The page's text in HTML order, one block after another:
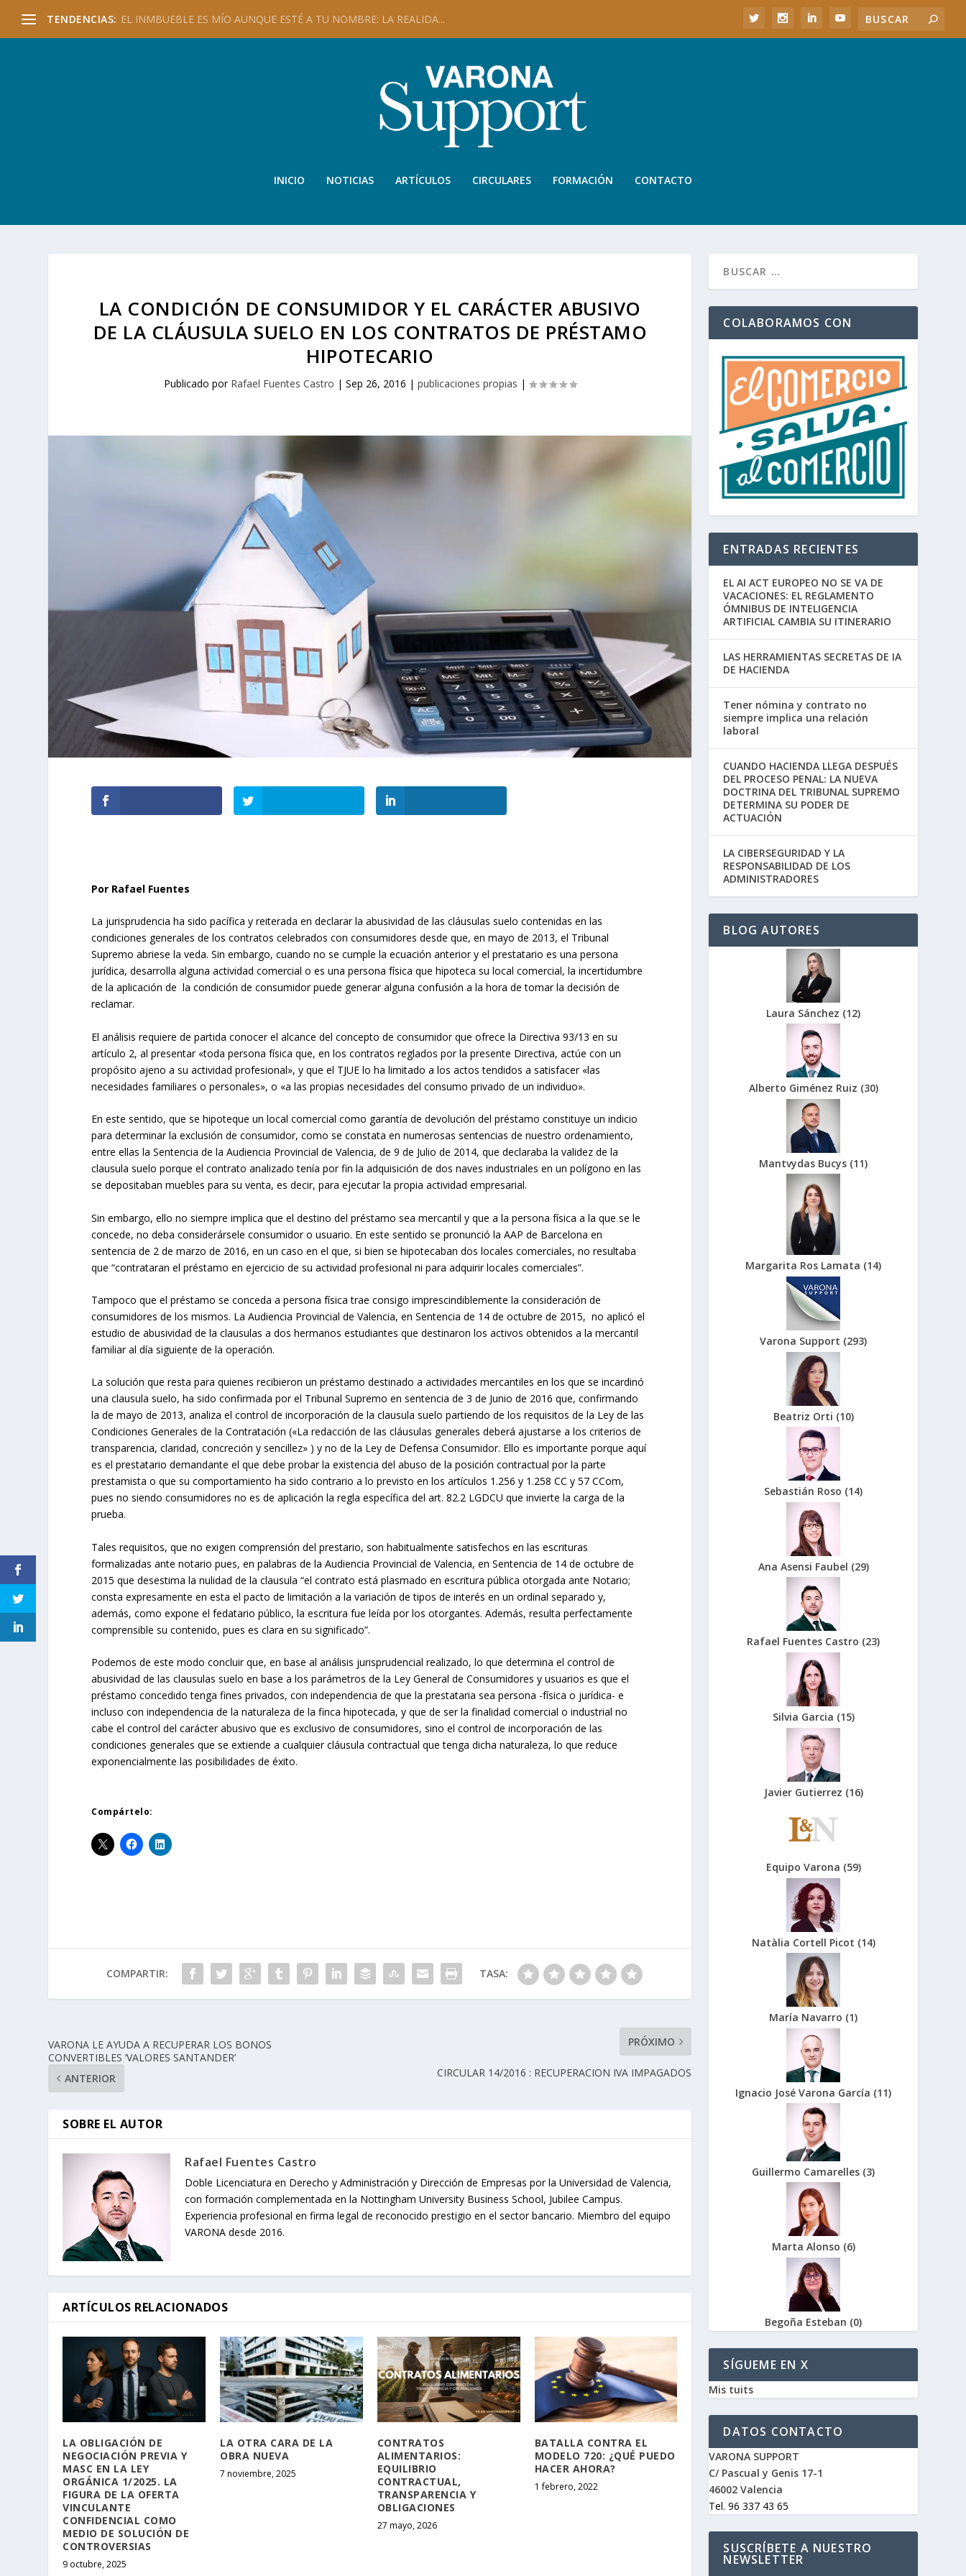
TENDENCIAS: EL INMBUEBLE ES MÍO AUNQUE ESTÉ A TU NOMBRE: LA REALIDA...
INICIO NOTICIAS ARTÍCULOS CIRCULARES FORMACIÓN CONTACTO
LA CONDICIÓN DE CONSUMIDOR Y EL CARÁCTER ABUSIVO
DE LA CLÁUSULA SUELO EN LOS CONTRATOS DE PRÉSTAMO
HIPOTECARIO
Publicado por Rafael Fuentes Castro | Sep 26, 2016 | publicaciones propias |
Por Rafael Fuentes
La jurisprudencia ha sido pacífica y reiterada en declarar la abusividad de las cláusulas suelo contenidas en las
condiciones generales de los contratos celebrados con consumidores desde que, en mayo de 2013, el Tribunal
Supremo abriese la veda. Sin embargo, cuando no se cumple la ecuación anterior y el prestatario es una persona
jurídica, desarrolla alguna actividad comercial o es una persona física que hipoteca su local comercial, la incertidumbre
de la aplicación de la condición de consumidor puede generar alguna confusión a la hora de tomar la decisión de
reclamar.
El análisis requiere de partida conocer el alcance del concepto de consumidor que ofrece la Directiva 93/13 en su
artículo 2, al presentar «toda persona física que, en los contratos reglados por la presente Directiva, actúe con un
propósito ajeno a su actividad profesional», y que el TJUE lo ha limitado a los actos tendidos a satisfacer «las
necesidades familiares o personales», o «a las propias necesidades del consumo privado de un individuo».
En este sentido, que se hipoteque un local comercial como garantía de devolución del préstamo constituye un indicio
para determinar la exclusión de consumidor, como se constata en numerosas sentencias de nuestro ordenamiento,
entre ellas la Sentencia de la Audiencia Provincial de Valencia, de 9 de Julio de 2014, que declaraba la validez de la
clausula suelo porque el contrato analizado tenía por fin la adquisición de dos naves industriales en un polígono en las
se depositaban muebles para su venta, es decir, para ejecutar la propia actividad empresarial.
Sin embargo, ello no siempre implica que el destino del préstamo sea mercantil y que a la persona física a la que se le
concede, no deba considerársele consumidor o usuario. En este sentido se pronunció la AAP de Barcelona en
sentencia de 2 de marzo de 2016, en un caso en el que, si bien se hipotecaban dos locales comerciales, no resultaba
que “contrataran el préstamo en ejercicio de su actividad profesional ni para adquirir locales comerciales”.
Tampoco que el préstamo se conceda a persona física trae consigo imprescindiblemente la consideración de
consumidores de los mismos. La Audiencia Provincial de Valencia, en Sentencia de 14 de octubre de 2015, no aplicó el
estudio de abusividad de la clausulas a dos hermanos estudiantes que destinaron los activos obtenidos a la mercantil
familiar al día siguiente de la operación.
La solución que resta para quienes recibieron un préstamo destinado a actividades mercantiles en los que se incardinó
una clausula suelo, ha sido confirmada por el Tribunal Supremo en sentencia de 3 de Junio de 2016 que, confirmando
la de mayo de 2013, analiza el control de incorporación de la clausula suelo partiendo de los requisitos de la Ley de las
Condiciones Generales de la Contratación («La redacción de las cláusulas generales deberá ajustarse a los criterios de
transparencia, claridad, concreción y sencillez» ) y no de la Ley de Defensa Consumidor. Ello es importante porque aquí
es el prestatario demandante el que debe probar la existencia del abuso de la posición contractual por la parte
prestamista o que su comportamiento ha sido contrario a lo previsto en los artículos 1.256 y 1.258 CC y 57 CCom,
pues no siendo consumidores no es de aplicación la regla específica del art. 82.2 LGDCU que invierte la carga de la
prueba.
Tales requisitos, que no exigen comprensión del prestario, son habitualmente satisfechos en las escrituras
formalizadas ante notario pues, en palabras de la Audiencia Provincial de Valencia, en Sentencia de 14 de octubre de
2015 que desestima la nulidad de la clausula “el contrato está plasmado en escritura pública otorgada ante Notario;
consta expresamente en esta el pacto de limitación a la variación de tipos de interés en un ordinal separado y,
además, como expone el fedatario público, la escritura fue leída por los otorgantes. Además, resulta perfectamente
comprensible su contenido, pues es clara en su significado”.
Podemos de este modo concluir que, en base al análisis jurisprudencial realizado, lo que determina el control de
abusividad de las clausulas suelo en base a los parámetros de la Ley General de Consumidores y usuarios es que el
préstamo concedido tenga fines privados, con independencia de que la prestataria sea persona -física o jurídica- e
incluso con independencia de la naturaleza de la finca hipotecada, y que de ser la finalidad comercial o industrial no
cabe el control del carácter abusivo que es exclusivo de consumidores, sino el control de incorporación de las
condiciones generales que se extiende a cualquier cláusula contractual que tenga dicha naturaleza, lo que reduce
exponencialmente las posibilidades de éxito.
Compártelo:
COMPARTIR: TASA:
VARONA LE AYUDA A RECUPERAR LOS BONOS
CONVERTIBLES ‘VALORES SANTANDER’
ANTERIOR
PRÓXIMO
CIRCULAR 14/2016 : RECUPERACION IVA IMPAGADOS
SOBRE EL AUTOR
Rafael Fuentes Castro
Doble Licenciatura en Derecho y Administración y Dirección de Empresas por la Universidad de Valencia,
con formación complementada en la Nottingham University Business School, Jubilee Campus.
Experiencia profesional en firma legal de reconocido prestigio en el sector bancario. Miembro del equipo
VARONA desde 2016.
ARTÍCULOS RELACIONADOS
LA OBLIGACIÓN DE
NEGOCIACIÓN PREVIA Y
MASC EN LA LEY
ORGÁNICA 1/2025. LA
FIGURA DE LA OFERTA
VINCULANTE
CONFIDENCIAL COMO
MEDIO DE SOLUCIÓN DE
CONTROVERSIAS
9 octubre, 2025
LA OTRA CARA DE LA
OBRA NUEVA
7 noviembre, 2025
CONTRATOS
ALIMENTARIOS:
EQUILIBRIO
CONTRACTUAL,
TRANSPARENCIA Y
OBLIGACIONES
27 mayo, 2026
BATALLA CONTRA EL
MODELO 720: ¿QUÉ PUEDO
HACER AHORA?
1 febrero, 2022
COLABORAMOS CON
ENTRADAS RECIENTES
EL AI ACT EUROPEO NO SE VA DE
VACACIONES: EL REGLAMENTO
ÓMNIBUS DE INTELIGENCIA
ARTIFICIAL CAMBIA SU ITINERARIO
LAS HERRAMIENTAS SECRETAS DE IA
DE HACIENDA
Tener nómina y contrato no
siempre implica una relación
laboral
CUANDO HACIENDA LLEGA DESPUÉS
DEL PROCESO PENAL: LA NUEVA
DOCTRINA DEL TRIBUNAL SUPREMO
DETERMINA SU PODER DE
ACTUACIÓN
LA CIBERSEGURIDAD Y LA
RESPONSABILIDAD DE LOS
ADMINISTRADORES
BLOG AUTORES
Laura Sánchez (12)
Alberto Giménez Ruiz (30)
Mantvydas Bucys (11)
Margarita Ros Lamata (14)
Varona Support (293)
Beatriz Orti (10)
Sebastián Roso (14)
Ana Asensi Faubel (29)
Rafael Fuentes Castro (23)
Silvia Garcia (15)
Javier Gutierrez (16)
Equipo Varona (59)
Natàlia Cortell Picot (14)
María Navarro (1)
Ignacio José Varona García (11)
Guillermo Camarelles (3)
Marta Alonso (6)
Begoña Esteban (0)
SÍGUEME EN X
Mis tuits
DATOS CONTACTO
VARONA SUPPORT
C/ Pascual y Genis 17-1
46002 Valencia
Tel. 96 337 43 65
SUSCRÍBETE A NUESTRO
NEWSLETTER